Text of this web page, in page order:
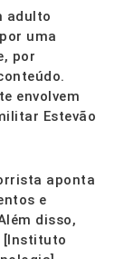
adulto
uma
por
envolvem
Estevão
aponta
e
disso,
[Instituto